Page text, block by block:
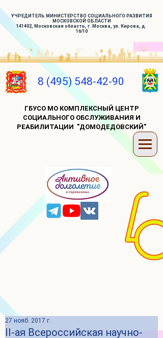
УЧРЕДИТЕЛЬ МИНИСТЕРСТВО СОЦИАЛЬНОГО РАЗВИТИЯ
МОСКОВСКОЙ ОБЛАСТИ
141402, Московская область, г. Москва, ул. Кирова, д.
16/10
8 (495) 548-42-90
ГБУСО МО КОМПЛЕКСНЫЙ ЦЕНТР
СОЦИАЛЬНОГО ОБСЛУЖИВАНИЯ И
РЕАБИЛИТАЦИИ "ДОМОДЕДОВСКИЙ"
II-ая Всероссийская научно-
27 нояб. 2017 г.